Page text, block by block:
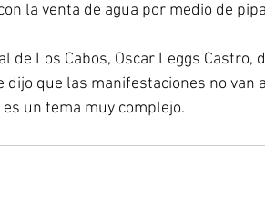
la venta de agua por medio de
Los Cabos, Oscar Leggs Castro,
dijo que las manifestaciones no van
un tema muy complejo.